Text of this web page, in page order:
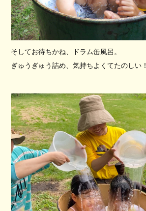
そしてお待ちかね、ドラム缶風呂。
ぎゅうぎゅう詰め、気持ちよくてたのしい！